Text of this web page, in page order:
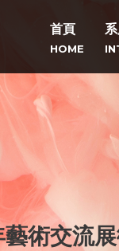
首頁
HOME
術交流